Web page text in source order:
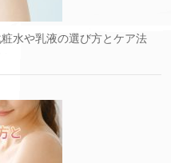
水や乳液の選び方とケア法